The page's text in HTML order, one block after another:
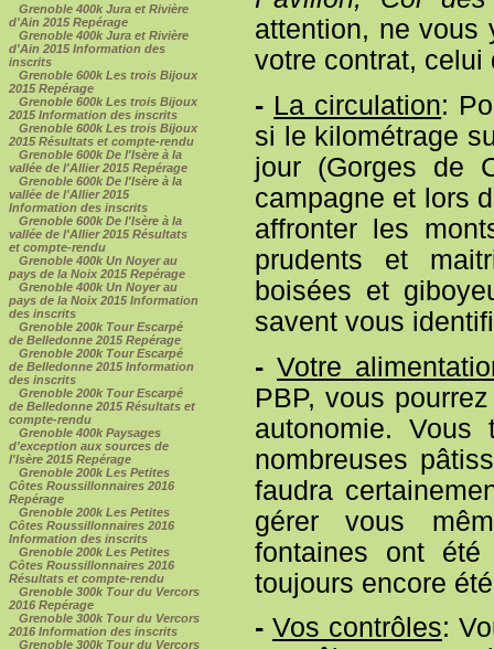
Grenoble 400k Jura et Rivière
d'Ain 2015 Repérage
Grenoble 400k Jura et Rivière
d'Ain 2015 Information des
inscrits
Grenoble 600k Les trois Bijoux
2015 Repérage
Grenoble 600k Les trois Bijoux
2015 Information des inscrits
Grenoble 600k Les trois Bijoux
2015 Résultats et compte-rendu
Grenoble 600k De l'Isère à la
vallée de l'Allier 2015 Repérage
Grenoble 600k De l'Isère à la
vallée de l'Allier 2015
Information des inscrits
Grenoble 600k De l'Isère à la
vallée de l'Allier 2015 Résultats
et compte-rendu
Grenoble 400k Un Noyer au
pays de la Noix 2015 Repérage
Grenoble 400k Un Noyer au
pays de la Noix 2015 Information
des inscrits
Grenoble 200k Tour Escarpé
de Belledonne 2015 Repérage
Grenoble 200k Tour Escarpé
de Belledonne 2015 Information
des inscrits
Grenoble 200k Tour Escarpé
de Belledonne 2015 Résultats et
compte-rendu
Grenoble 400k Paysages
d'exception aux sources de
l'Isère 2015 Repérage
Grenoble 200k Les Petites
Côtes Roussillonnaires 2016
Repérage
Grenoble 200k Les Petites
Côtes Roussillonnaires 2016
Information des inscrits
Grenoble 200k Les Petites
Côtes Roussillonnaires 2016
Résultats et compte-rendu
Grenoble 300k Tour du Vercors
2016 Repérage
Grenoble 300k Tour du Vercors
2016 Information des inscrits
Grenoble 300k Tour du Vercors
attention, ne vous
votre contrat, celui
- La circulation:
si le kilométrage
jour (Gorges de
campagne et lors
affronter les
prudents et
boisées et
savent vous
- Votre
PBP, vous
autonomie.
nombreuses
faudra
gérer vous
fontaines ont
toujours encore
- Vos contrôles: